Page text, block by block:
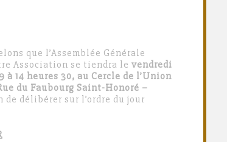
que l’Assemblée Générale
Association se tiendra le vendredi
à 14 heures 30, au Cercle de l’Union
du Faubourg Saint-Honoré –
de délibérer sur l’ordre du jour